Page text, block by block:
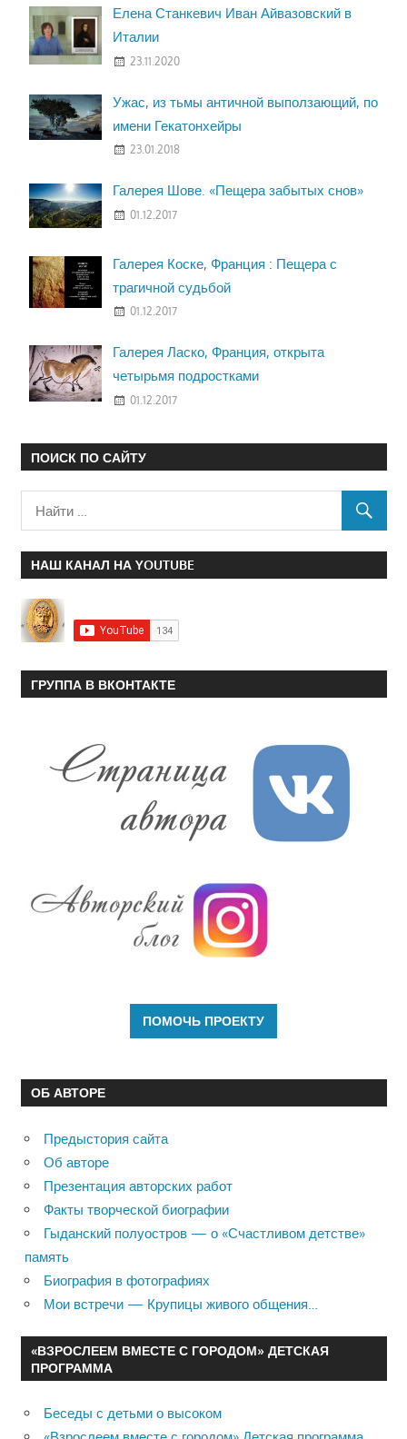
Елена Станкевич Иван Айвазовский в
Италии
23.11.2020
Ужас, из тьмы античной выползающий, по
имени Гекатонхейры
23.01.2018
Галерея Шове. «Пещера забытых снов»
01.12.2017
Галерея Коске, Франция : Пещера с
трагичной судьбой
01.12.2017
Галерея Ласко, Франция, открыта
четырьмя подростками
01.12.2017
ПОИСК ПО САЙТУ
НАШ КАНАЛ НА YOUTUBE
ГРУППА В ВКОНТАКТЕ
ОБ АВТОРЕ
Предыстория сайта
Об авторе
Презентация авторских работ
Факты творческой биографии
Гыданский полуостров — о «Счастливом детстве»
память
Биография в фотографиях
Мои встречи — Крупицы живого общения…
«ВЗРОСЛЕЕМ ВМЕСТЕ С ГОРОДОМ» ДЕТСКАЯ
ПРОГРАММА
Беседы с детьми о высоком